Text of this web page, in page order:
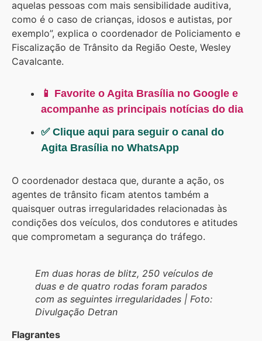
aquelas pessoas com mais sensibilidade auditiva,
como é o caso de crianças, idosos e autistas, por
exemplo”, explica o coordenador de Policiamento e
Fiscalização de Trânsito da Região Oeste, Wesley
Cavalcante.
📱 Favorite o Agita Brasília no Google e
acompanhe as principais notícias do dia
✅ Clique aqui para seguir o canal do
Agita Brasília no WhatsApp
O coordenador destaca que, durante a ação, os
agentes de trânsito ficam atentos também a
quaisquer outras irregularidades relacionadas às
condições dos veículos, dos condutores e atitudes
que comprometam a segurança do tráfego.
Em duas horas de blitz, 250 veículos de
duas e de quatro rodas foram parados
com as seguintes irregularidades | Foto:
Divulgação Detran
Flagrantes